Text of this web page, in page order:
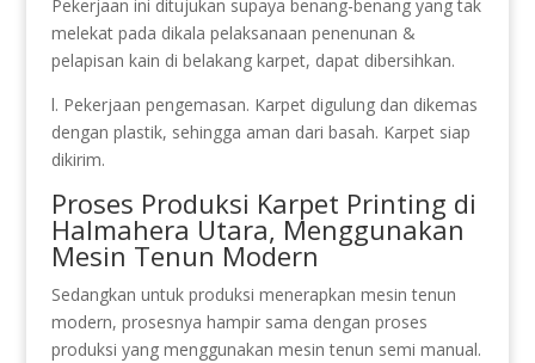
Pekerjaan ini ditujukan supaya benang-benang yang tak
melekat pada dikala pelaksanaan penenunan &
pelapisan kain di belakang karpet, dapat dibersihkan.
l. Pekerjaan pengemasan. Karpet digulung dan dikemas
dengan plastik, sehingga aman dari basah. Karpet siap
dikirim.
Proses Produksi Karpet Printing di
Halmahera Utara, Menggunakan
Mesin Tenun Modern
Sedangkan untuk produksi menerapkan mesin tenun
modern, prosesnya hampir sama dengan proses
produksi yang menggunakan mesin tenun semi manual.